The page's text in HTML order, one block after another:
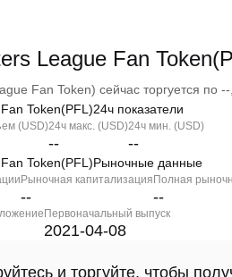
League Fan
Fan Token) сейчас торгуется по
Token(PFL)24ч показатели
(USD)24ч макс. (USD)
--
24ч мин. (USD)
--
Token(PFL)Рыночные данные
Рыночная капитализация
--
Полная
--
Первоначальный выпуск
2021-04-08
и торгуйте, чтобы